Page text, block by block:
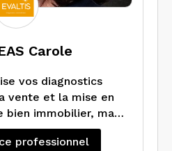
Carole
vos diagnostics
vente et la mise en
bien immobilier, mais
vous faire un DPE
souhaitez faire des
dans votre
professionnel